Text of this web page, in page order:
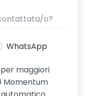
WhatsApp